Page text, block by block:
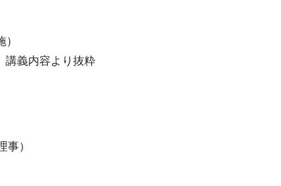
講義内容より抜粋
）